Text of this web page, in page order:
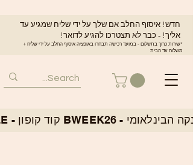
חדש! איסוף החלב אם שלך על ידי שליח שמגיע עד
אליך! - כבר לא תצטרכו להגיע לדואר!
*שירות כרוך בתשלום - במועד רכישה תבחרו באופציה איסוף החלב על ידי שליח +
משלוח עד הבית